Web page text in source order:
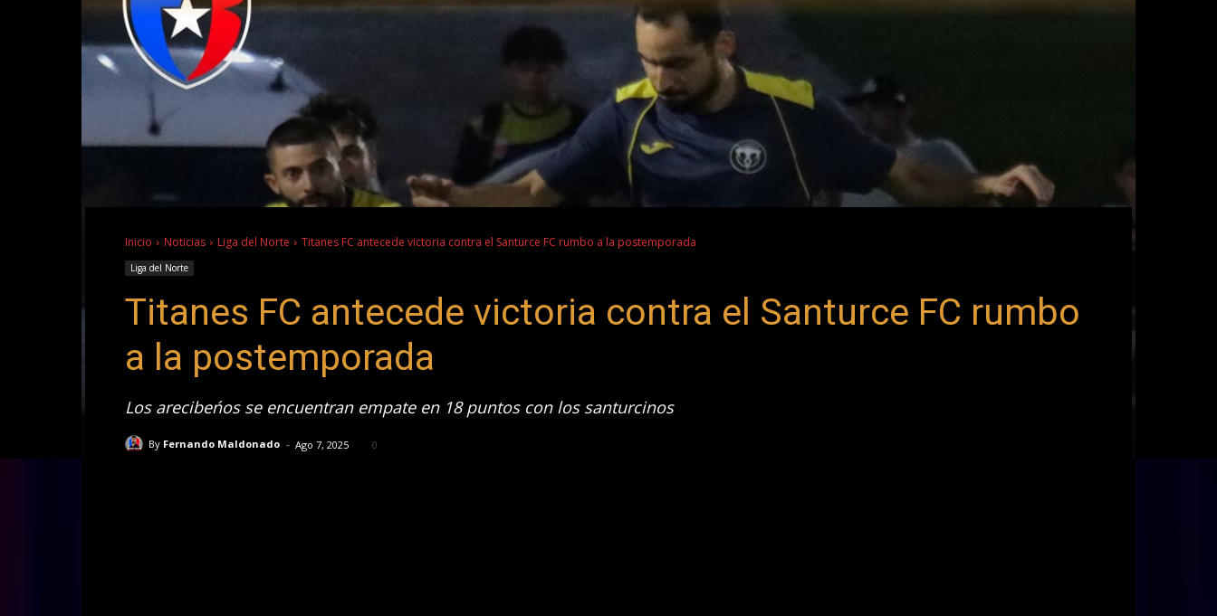
Inicio Noticias Liga del Norte Titanes FC antecede victoria contra el Santurce FC rumbo a la postemporada
Liga del Norte
Titanes FC antecede victoria contra el Santurce FC rumbo
a la postemporada
Los arecibeńos se encuentran empate en 18 puntos con los santurcinos
By Fernando Maldonado - Ago 7, 2025 0